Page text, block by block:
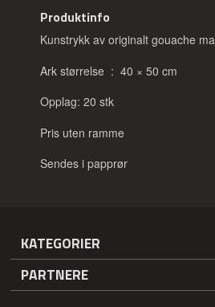
Produktinfo
Kunstrykk av originalt gouache
Ark størrelse : 40 × 50 cm
Opplag: 20 stk
Pris uten ramme
Sendes i papprør
KATEGORIER
PARTNERE